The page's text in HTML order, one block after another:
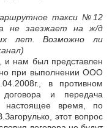
такси №12
не заезжает на ж/д
лет. Возможно ли
нам был представлен
при выполнении ООО
в противном
и передача
настоящее время, по
этот вопрос